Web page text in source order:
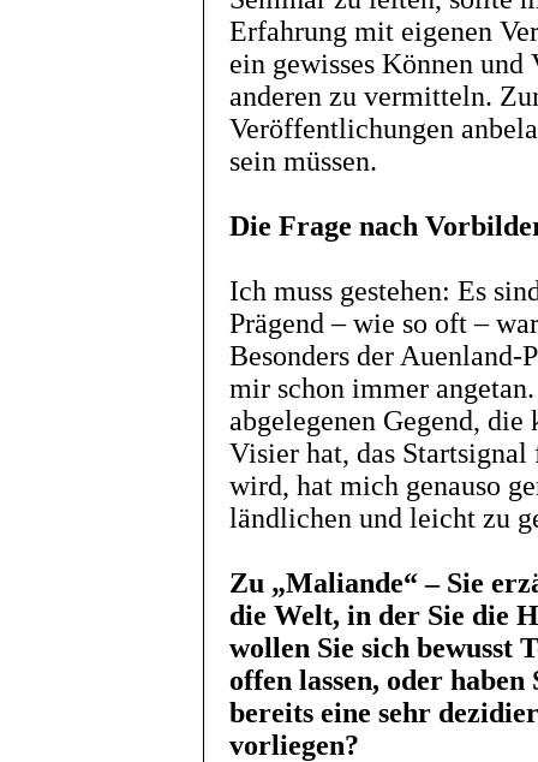
Erfahrung mit eigenen
ein gewisses Können und
anderen zu vermitteln.
Veröffentlichungen
sein müssen.
Die Frage nach
Ich muss gestehen: Es
Prägend – wie so oft –
Besonders der
mir schon immer
abgelegenen Gegend,
Visier hat, das Startsignal
wird, hat mich genauso
ländlichen und leicht zu
Zu „Maliande“ – Sie
die Welt, in der Sie die
wollen Sie sich bewusst
offen lassen, oder
bereits eine sehr
vorliegen?